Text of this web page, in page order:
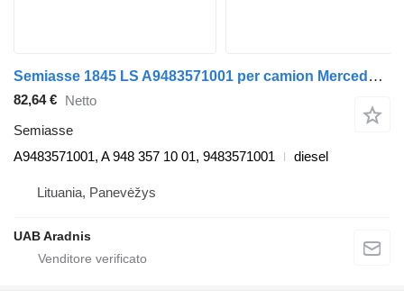
Semiasse 1845 LS A9483571001 per camion Mercedes-Benz ACTROS MP4
82,64 € Netto
Semiasse
A9483571001, A 948 357 10 01, 9483571001
diesel
Lituania, Panevėžys
UAB Aradnis